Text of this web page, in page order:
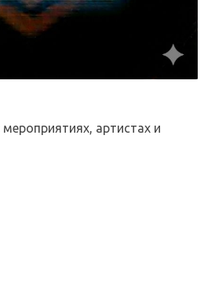
артистах и